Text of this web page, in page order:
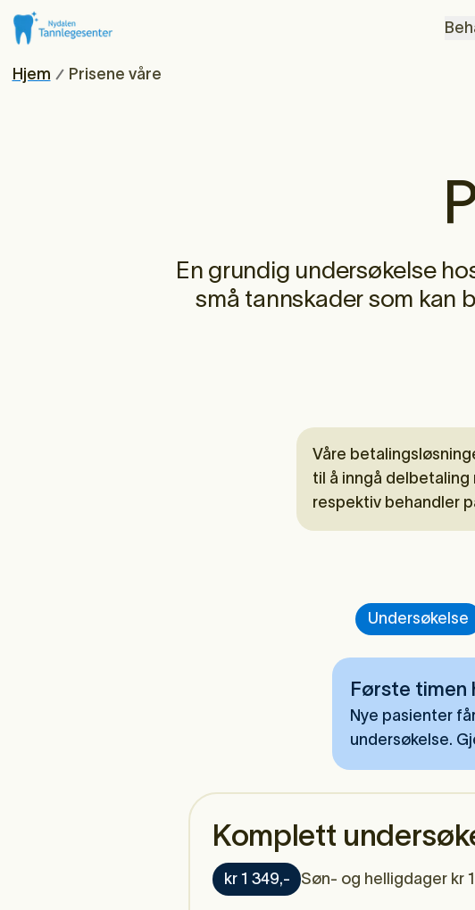
Hjem Prisene våre
En grundig undersøkelse
små tannskader som kan
Våre
til å inngå delbetaling
respektiv behandler
Undersøkelse
Første timen
Nye pasienter
undersøkelse.
Komplett
kr 1 349,- Søn- og helligdager kr